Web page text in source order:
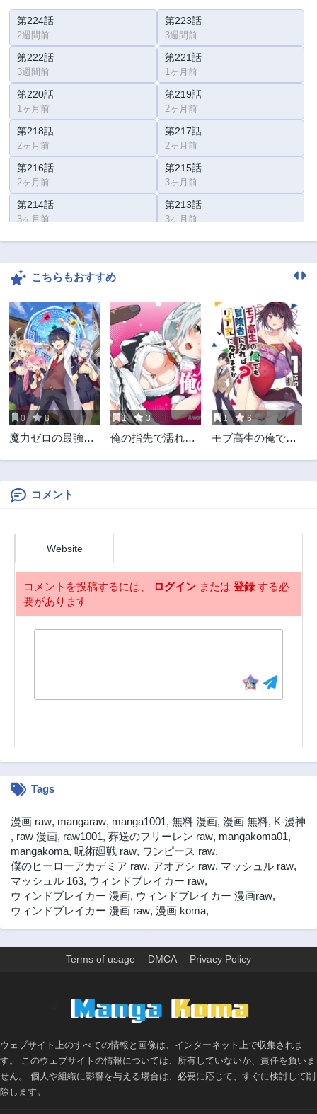
第224話
2週間前
第223話
3週間前
第222話
3週間前
第221話
1ヶ月前
第220話
1ヶ月前
第219話
2ヶ月前
第218話
2ヶ月前
第217話
2ヶ月前
第216話
2ヶ月前
第215話
3ヶ月前
第214話
3ヶ月前
第213話
3ヶ月前
第212話 第211話
第210話
第208話
4ヶ月前
第207話
4ヶ月前
第206話
4ヶ月前
第205話
4ヶ月前
第204話
4ヶ月前
第203話
7ヶ月前
第202話
7ヶ月前
第201話
7ヶ月前
第200話 第199話
第198話
第196話
9ヶ月前
第194話
9ヶ月前
第193話
9ヶ月前
第192話
1年前 1年前
第182話
第180話
1年前
第179話
1年前
第178話
1年前
第177話
1年前
第176話
1年前
第175話
1年前
1年前
第169話
第168話
1年前
第167話
1年前
第166話
こちらもおすすめ
0 8
魔力ゼロの最強魔
違っているんだ
が？～＠ＣＯＭＩ
1 3
俺の指先で濡れる
1 6
モブ高生の俺でも
コメント
Website
コメントを投稿するには、 ログイン または 登録する必
要があります
Tags
漫画 raw, mangaraw, manga1001, 無料 漫画, 漫画 無料, K-漫神
, raw 漫画, raw1001, 葬送のフリーレン raw, mangakoma01,
mangakoma, 呪術廻戦 raw, ワンピース raw,
僕のヒーローアカデミア raw, アオアシ raw, マッシュル raw,
マッシュル 163, ウィンドブレイカー raw,
ウィンドブレイカー 漫画, ウィンドブレイカー 漫画raw,
ウィンドブレイカー 漫画 raw, 漫画 koma,
Terms of usage DMCA Privacy Policy
ウェブサイト上のすべての情報と画像は、インターネット上で収集されま
す。 このウェブサイトの情報については、所有していないか、責任を負いま
せん。 個人や組織に影響を与える場合は、必要に応じて、すぐに検討して削
除します。